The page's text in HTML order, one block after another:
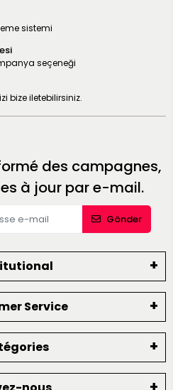
sistemi
seçeneği
bize iletebilirsiniz.
des campagnes,
à jour par e-mail.
Gönder
Service